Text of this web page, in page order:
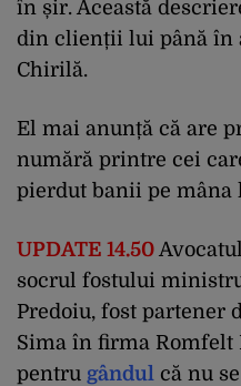
în șir. Această
din clienții lui până în
Chirilă.
El mai anunță că are
numără printre cei
pierdut banii pe mâna
UPDATE 14.50
socrul fostului
Predoiu, fost partener
Sima în firma Romfelt
pentru gândul că nu